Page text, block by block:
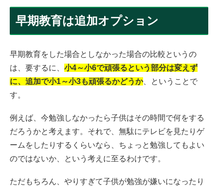
早期教育は追加オプション
早期教育をした場合としなかった場合の比較というの
は、要するに、 小4～小6で頑張るという部分は変えず
に、追加で小1～小3も頑張るかどうか、ということで
す。
例えば、今勉強しなかったら子供はその時間で何をする
だろうかと考えます。それで、無駄にテレビを見たりゲ
ームをしたりするくらいなら、ちょっと勉強してもよい
のではないか、という考えに至るわけです。
ただもちろん、やりすぎて子供が勉強が嫌いになったり